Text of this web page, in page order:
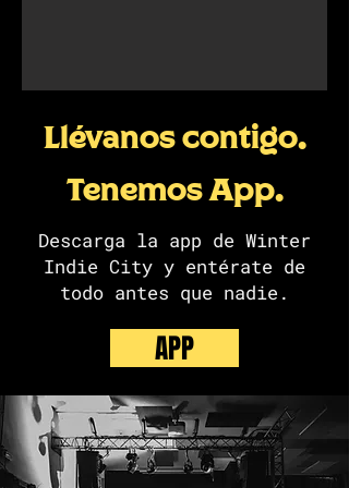
Llévanos contigo.
Tenemos App.
Descarga la app de Winter
Indie City y entérate de
todo antes que nadie.
APP